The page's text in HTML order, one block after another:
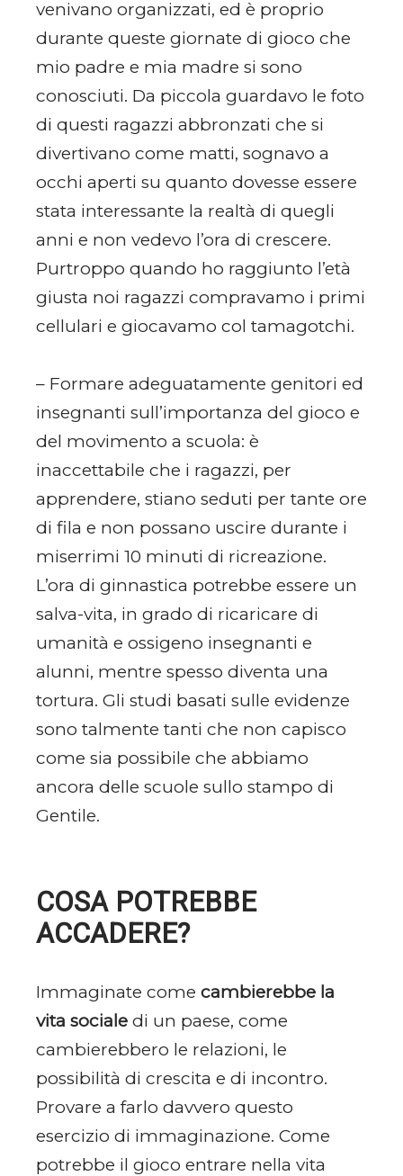
venivano organizzati, ed è proprio
durante queste giornate di gioco che
mio padre e mia madre si sono
conosciuti. Da piccola guardavo le foto
di questi ragazzi abbronzati che si
divertivano come matti, sognavo a
occhi aperti su quanto dovesse essere
stata interessante la realtà di quegli
anni e non vedevo l’ora di crescere.
Purtroppo quando ho raggiunto l’età
giusta noi ragazzi compravamo i primi
cellulari e giocavamo col tamagotchi.
– Formare adeguatamente genitori ed
insegnanti sull’importanza del gioco e
del movimento a scuola: è
inaccettabile che i ragazzi, per
apprendere, stiano seduti per tante ore
di fila e non possano uscire durante i
miserrimi 10 minuti di ricreazione.
L’ora di ginnastica potrebbe essere un
salva-vita, in grado di ricaricare di
umanità e ossigeno insegnanti e
alunni, mentre spesso diventa una
tortura. Gli studi basati sulle evidenze
sono talmente tanti che non capisco
come sia possibile che abbiamo
ancora delle scuole sullo stampo di
Gentile.
COSA POTREBBE
ACCADERE?
Immaginate come cambierebbe la
vita sociale di un paese, come
cambierebbero le relazioni, le
possibilità di crescita e di incontro.
Provare a farlo davvero questo
esercizio di immaginazione. Come
potrebbe il gioco entrare nella vita